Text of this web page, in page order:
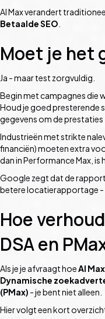
AI Max verandert
Betaalde SEO.
Moet je het
Ja - maar test zorgvuldig.
Begin met campagnes die
Houd je goed presterende
gegevens om de
Industrieën met strikte
financiën) moeten extra
dan in Performance Max,
Google zegt dat de
betere locatierapportage -
Hoe
DSA en
Als je je afvraagt hoeAI
Dynamische
(PMax) - je bent niet alleen.
Hier volgt een kort